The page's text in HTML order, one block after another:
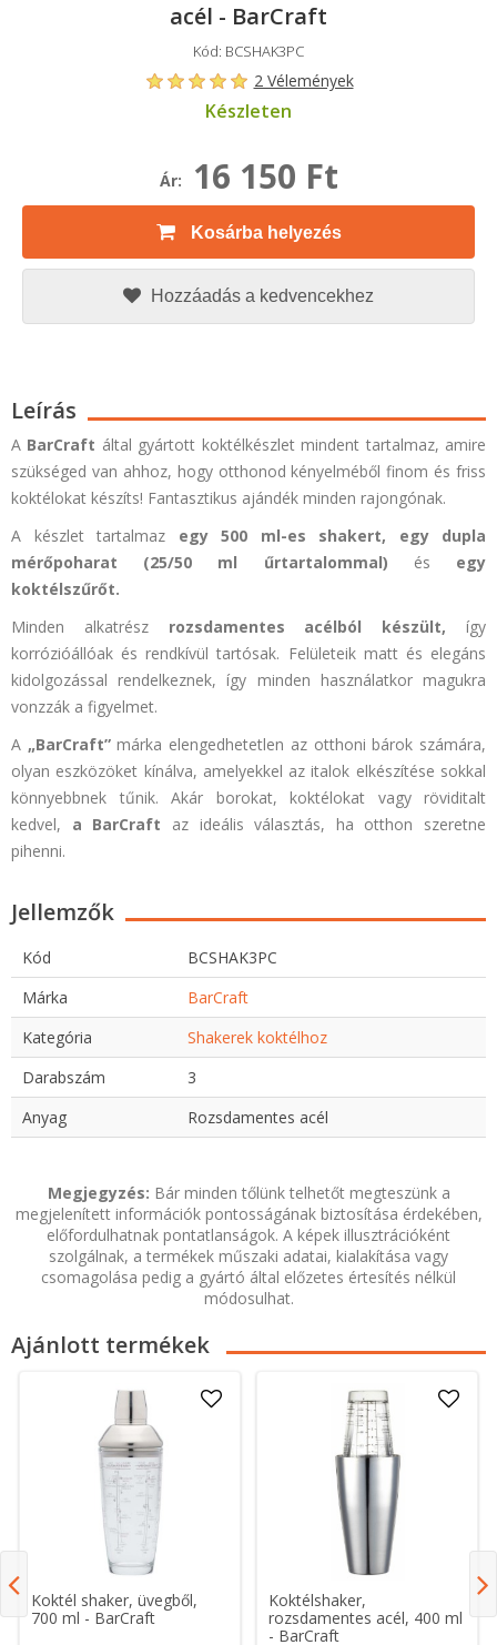
acél - BarCraft
Kód: BCSHAK3PC
2 Vélemények
Készleten
Ár: 16 150 Ft
Kosárba helyezés
Hozzáadás a kedvencekhez
Leírás
A BarCraft által gyártott koktélkészlet mindent tartalmaz, amire
szükséged van ahhoz, hogy otthonod kényelméből finom és friss
koktélokat készíts! Fantasztikus ajándék minden rajongónak.
A készlet tartalmaz egy 500 ml-es shakert, egy dupla
mérőpoharat (25/50 ml űrtartalommal) és egy
koktélszűrőt.
Minden alkatrész rozsdamentes acélból készült, így
korrózióállóak és rendkívül tartósak. Felületeik matt és elegáns
kidolgozással rendelkeznek, így minden használatkor magukra
vonzzák a figyelmet.
A „BarCraft”márka elengedhetetlen az otthoni bárok számára,
olyan eszközöket kínálva, amelyekkel az italok elkészítése sokkal
könnyebbnek tűnik. Akár borokat, koktélokat vagy röviditalt
kedvel, a BarCraft az ideális választás, ha otthon szeretne
pihenni.
Jellemzők
Kód
BCSHAK3PC
Márka
BarCraft
Kategória
Shakerek koktélhoz
Darabszám
3
Anyag
Rozsdamentes acél
Megjegyzés: Bár minden tőlünk telhetőt megteszünk a
megjelenített információk pontosságának biztosítása érdekében,
előfordulhatnak pontatlanságok. A képek illusztrációként
szolgálnak, a termékek műszaki adatai, kialakítása vagy
csomagolása pedig a gyártó által előzetes értesítés nélkül
módosulhat.
Ajánlott termékek
Koktél shaker, üvegből,
700 ml - BarCraft
Koktélshaker,
rozsdamentes acél, 400 ml
- BarCraft